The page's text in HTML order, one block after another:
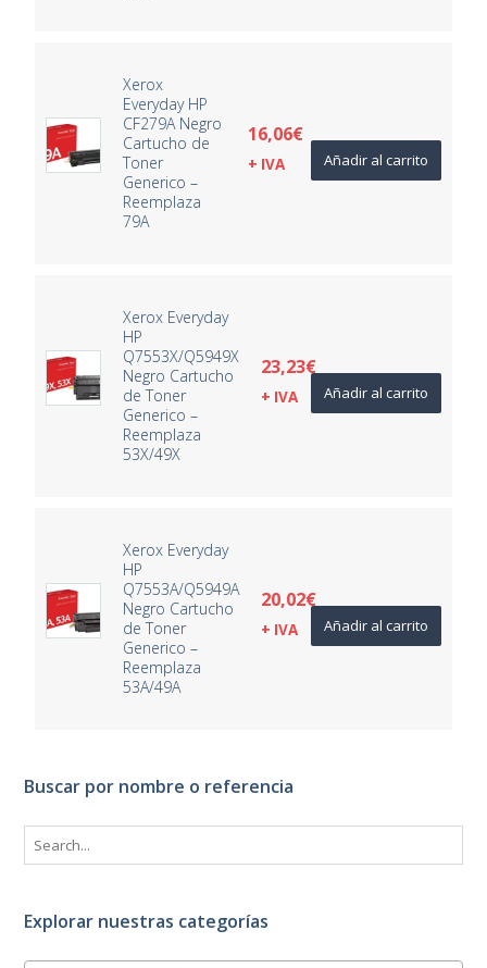
Xerox
Everyday HP
CF279A Negro
Cartucho de
Toner
Generico –
Reemplaza
79A
16,06€
+ IVA Añadir al carrito
Xerox Everyday
HP
Q7553X/Q5949X
Negro Cartucho
de Toner
Generico –
Reemplaza
53X/49X
23,23€
+ IVA Añadir al carrito
Xerox Everyday
HP
Q7553A/Q5949A
Negro Cartucho
de Toner
Generico –
Reemplaza
53A/49A
20,02€
+ IVA Añadir al carrito
Buscar por nombre o referencia
Explorar nuestras categorías